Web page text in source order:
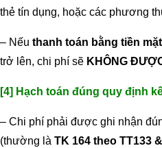
thẻ tín dụng, hoặc các phương
– Nếu thanh toán bằng tiền mặt
trở lên, chi phí sẽ KHÔNG
[4] Hạch toán đúng quy định
– Chi phí phải được ghi nhận
(thường là TK 164 theo TT133